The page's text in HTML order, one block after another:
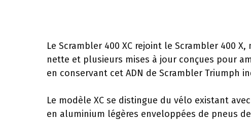
Le Scrambler 400 XC rejoint le Scrambler 400
nette et plusieurs mises à jour conçues pour
en conservant cet ADN de Scrambler Triumph
Le modèle XC se distingue du vélo existant
en aluminium légères enveloppées de pneus